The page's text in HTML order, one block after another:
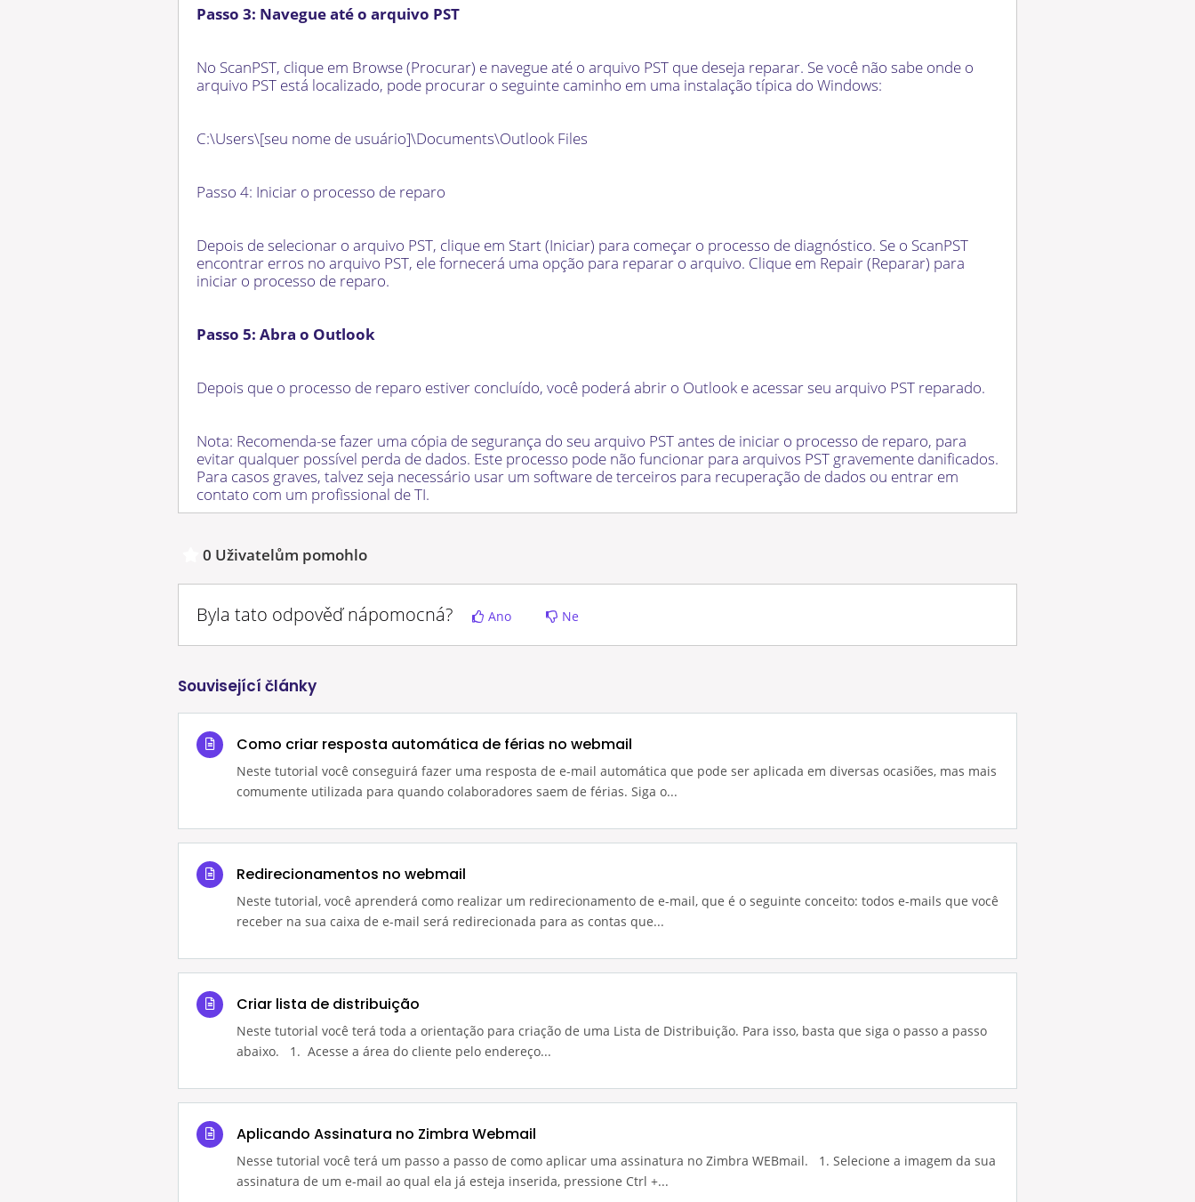
Passo 3: Navegue até o arquivo PST
No ScanPST, clique em Browse (Procurar) e navegue até o arquivo PST que deseja reparar. Se você não sabe onde o
arquivo PST está localizado, pode procurar o seguinte caminho em uma instalação típica do Windows:
C:\Users\[seu nome de usuário]\Documents\Outlook Files
Passo 4: Iniciar o processo de reparo
Depois de selecionar o arquivo PST, clique em Start (Iniciar) para começar o processo de diagnóstico. Se o ScanPST
encontrar erros no arquivo PST, ele fornecerá uma opção para reparar o arquivo. Clique em Repair (Reparar) para
iniciar o processo de reparo.
Passo 5: Abra o Outlook
Depois que o processo de reparo estiver concluído, você poderá abrir o Outlook e acessar seu arquivo PST reparado.
Nota: Recomenda-se fazer uma cópia de segurança do seu arquivo PST antes de iniciar o processo de reparo, para
evitar qualquer possível perda de dados. Este processo pode não funcionar para arquivos PST gravemente danificados.
Para casos graves, talvez seja necessário usar um software de terceiros para recuperação de dados ou entrar em
contato com um profissional de TI.
0 Uživatelům pomohlo
Byla tato odpověď nápomocná? Ano Ne
Související články
Como criar resposta automática de férias no webmail
Neste tutorial você conseguirá fazer uma resposta de e-mail automática que pode ser aplicada em diversas ocasiões, mas mais
comumente utilizada para quando colaboradores saem de férias. Siga o...
Redirecionamentos no webmail
Neste tutorial, você aprenderá como realizar um redirecionamento de e-mail, que é o seguinte conceito: todos e-mails que você
receber na sua caixa de e-mail será redirecionada para as contas que...
Criar lista de distribuição
Neste tutorial você terá toda a orientação para criação de uma Lista de Distribuição. Para isso, basta que siga o passo a passo
abaixo. 1. Acesse a área do cliente pelo endereço...
Aplicando Assinatura no Zimbra Webmail
Nesse tutorial você terá um passo a passo de como aplicar uma assinatura no Zimbra WEBmail. 1. Selecione a imagem da sua
assinatura de um e-mail ao qual ela já esteja inserida, pressione Ctrl +...